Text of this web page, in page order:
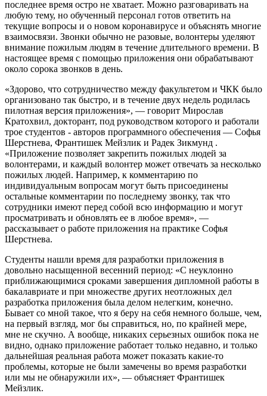
последнее время остро не хватает. Можно разговаривать на
любую тему, но обученный персонал готов ответить на
текущие вопросы и о новом коронавирусе и объяснять многие
взаимосвязи. Звонки обычно не разовые, волонтеры уделяют
внимание пожилым людям в течение длительного времени. В
настоящее время с помощью приложения они обрабатывают
около сорока звонков в день.
«Здорово, что сотрудничество между факультетом и ЧКК было
организовано так быстро, и в течение двух недель родилась
пилотная версия приложения», — говорит Мирослав
Кратохвил, докторант, под руководством которого и работали
трое студентов - авторов программного обеспечения — Софья
Шерстнева, Франтишек Мейзлик и Радек Зикмунд .
«Приложение позволяет закрепить пожилых людей за
волонтерами, и каждый волонтер может отвечать за несколько
пожилых людей. Например, к комментарию по
индивидуальным вопросам могут быть присоединены
остальные комментарии по последнему звонку, так что
сотрудники имеют перед собой всю информацию и могут
просматривать и обновлять ее в любое время», —
рассказывает о работе приложения на практике Софья
Шерстнева.
Студенты нашли время для разработки приложения в
довольно насыщенной весенний период: «С неуклонно
приближающимися сроками завершения дипломной работы в
бакалавриате и при множестве других неотложных дел
разработка приложения была делом нелегким, конечно.
Бывает со мной такое, что я беру на себя немного больше, чем,
на первый взгляд, мог бы справиться, но, по крайней мере,
мне не скучно. А вообще, никаких серьезных ошибок пока не
видно, однако приложение работает только недавно, и только
дальнейшая реальная работа может показать какие-то
проблемы, которые не были замечены во время разработки
или мы не обнаружили их», — объясняет Франтишек
Мейзлик.